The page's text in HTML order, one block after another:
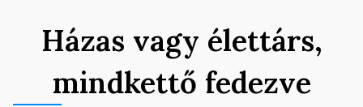
Házas vagy élettárs,
mindkettő fedezve